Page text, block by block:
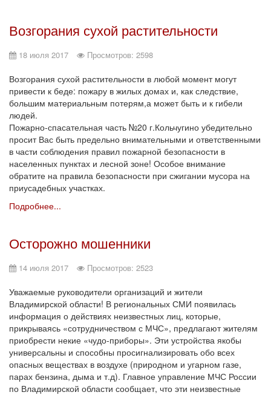
Возгорания сухой растительности
18 июля 2017 Просмотров: 2598
Возгорания сухой растительности в любой момент могут
привести к беде: пожару в жилых домах и, как следствие,
большим материальным потерям,а может быть и к гибели
людей.
Пожарно-спасательная часть №20 г.Кольчугино убедительно
просит Вас быть предельно внимательными и ответственными
в части соблюдения правил пожарной безопасности в
населенных пунктах и лесной зоне! Особое внимание
обратите на правила безопасности при сжигании мусора на
приусадебных участках.
Подробнее...
Осторожно мошенники
14 июля 2017 Просмотров: 2523
Уважаемые руководители организаций и жители
Владимирской области! В региональных СМИ появилась
информация о действиях неизвестных лиц, которые,
прикрываясь «сотрудничеством с МЧС», предлагают жителям
приобрести некие «чудо-приборы». Эти устройства якобы
универсальны и способны просигнализировать обо всех
опасных веществах в воздухе (природном и угарном газе,
парах бензина, дыма и т.д). Главное управление МЧС России
по Владимирской области сообщает, что эти неизвестные